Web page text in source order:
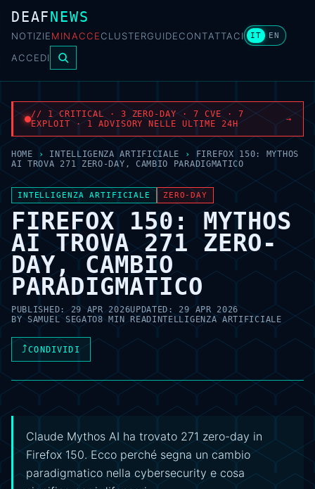
DEAFNEWS
NOTIZIEMINACCECLUSTERGUIDECONTATTACI IT EN
ACCEDI
// 1 CRITICAL · 3 ZERO-DAY · 7 CVE · 7
EXPLOIT · 1 ADVISORY NELLE ULTIME 24H
→
HOME › INTELLIGENZA ARTIFICIALE ›
FIREFOX 150: MYTHOS
AI TROVA 271 ZERO-DAY, CAMBIO PARADIGMATICO
INTELLIGENZA ARTIFICIALE ZERO-DAY
FIREFOX 150: MYTHOS
AI TROVA 271 ZERO-
DAY, CAMBIO
PARADIGMATICO
PUBLISHED:29 APR 2026UPDATED: 29 APR 2026
BYSAMUEL SEGATO8 MIN READINTELLIGENZA ARTIFICIALE
⤴CONDIVIDI
Claude Mythos AI ha trovato 271 zero-day in
Firefox 150. Ecco perché segna un cambio
paradigmatico nella cybersecurity e cosa